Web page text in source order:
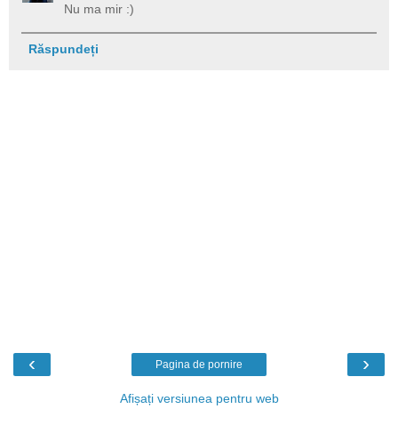
Nu ma mir :)
Răspundeți
‹ ›
Pagina de pornire
Afișați versiunea pentru web